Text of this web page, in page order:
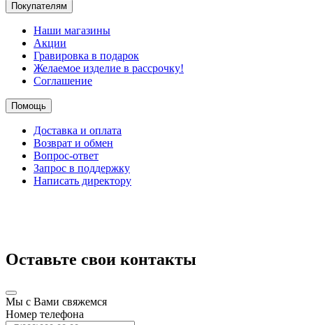
Покупателям
Наши магазины
Акции
Гравировка в подарок
Желаемое изделие в рассрочку!
Соглашение
Помощь
Доставка и оплата
Возврат и обмен
Вопрос-ответ
Запрос в поддержку
Написать директору
Оставьте свои контакты
Мы с Вами свяжемся
Номер телефона